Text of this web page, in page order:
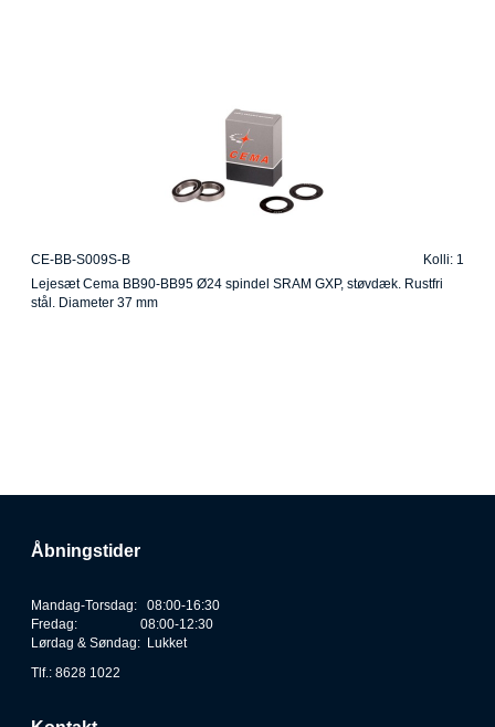
CE-BB-S009S-B
Kolli: 1
Lejesæt Cema BB90-BB95 Ø24 spindel SRAM GXP, støvdæk. Rustfri
stål. Diameter 37 mm
Åbningstider
Mandag-Torsdag: 08:00-16:30
Fredag: 08:00-12:30
Lørdag & Søndag: Lukket
Tlf.: 8628 1022